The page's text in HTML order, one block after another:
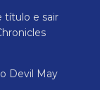
título e sair
Devil May